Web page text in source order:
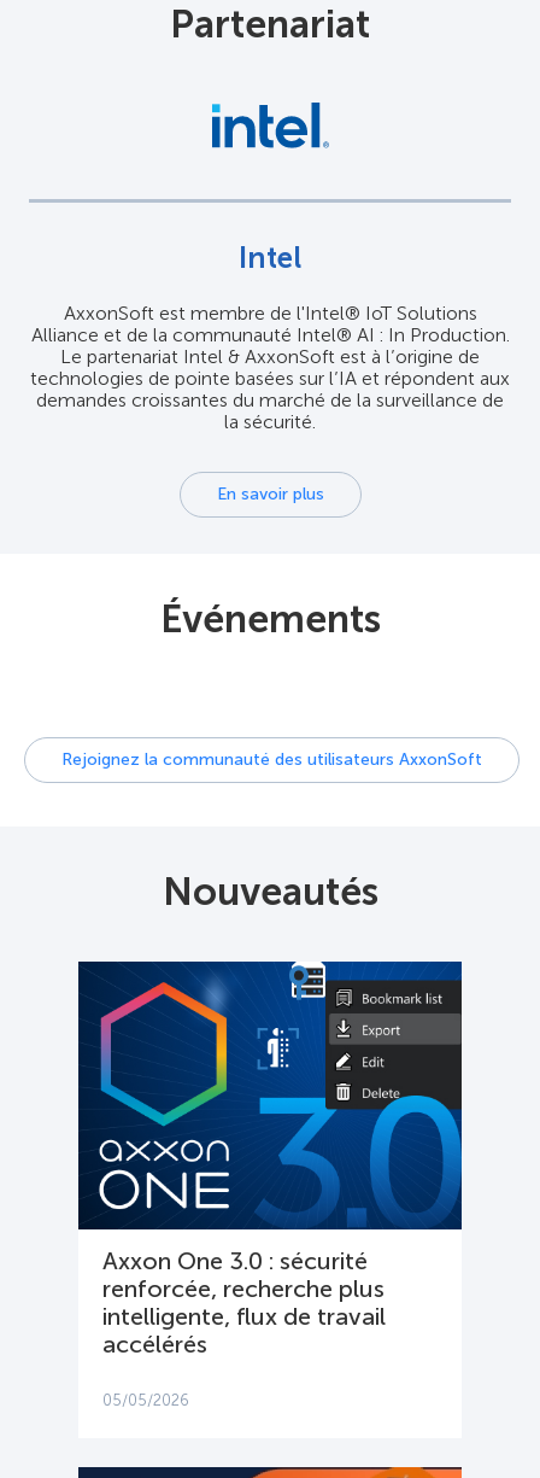
Partenariat
Intel
AxxonSoft est membre de l'Intel® IoT Solutions
Alliance et de la communauté Intel® AI : In Production.
Le partenariat Intel & AxxonSoft est à l’origine de
technologies de pointe basées sur l’IA et répondent aux
demandes croissantes du marché de la surveillance de
la sécurité.
En savoir plus
Événements
Rejoignez la communauté des utilisateurs AxxonSoft
Nouveautés
Axxon One 3.0 : sécurité
renforcée, recherche plus
intelligente, flux de travail
accélérés
05/05/2026